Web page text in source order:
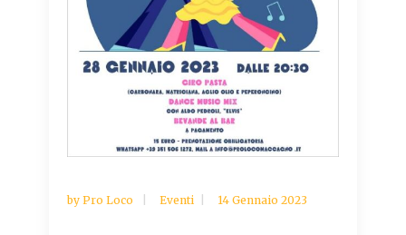
by Pro Loco Eventi 14 Gennaio 2023